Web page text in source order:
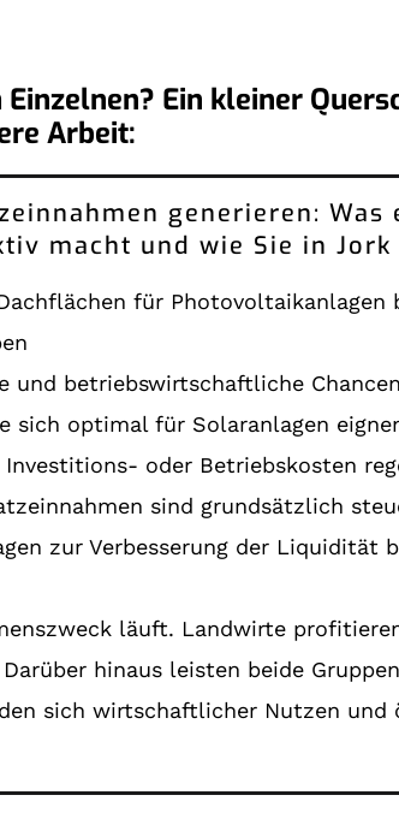
Ein kleiner
Arbeit:
generieren:
macht und wie Sie in
für
und betriebswirtschaftliche
sich optimal für Solaranlagen
oder Betriebskosten
sind grundsätzlich
zur Verbesserung der
läuft. Landwirte
hinaus leisten beide
sich wirtschaftlicher Nutzen und